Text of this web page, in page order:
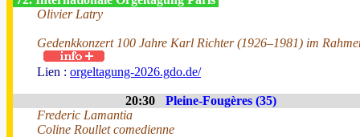
Olivier Latry
Gedenkkonzert 100 Jahre Karl Richter (1926–1981) im
Lien : orgeltagung-2026.gdo.de/
20:30
Pleine-Fougères (35)
Frederic Lamantia
Coline Roullet comedienne